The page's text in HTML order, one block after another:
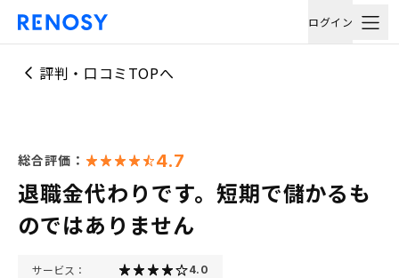
ログイン
評判・口コミTOPへ
総合評価： 4.7
退職金代わりです。短期で儲かるも
のではありません
サービス： 4.0